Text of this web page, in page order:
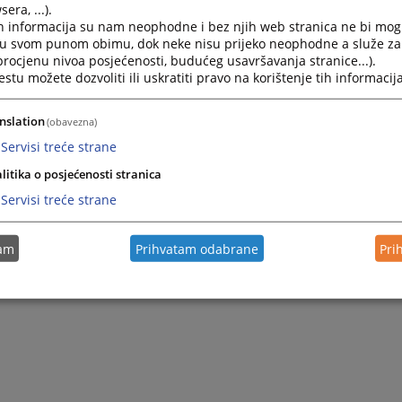
...).
informacija su nam neophodne i bez njih web stranica ne bi
svom punom obimu, dok neke nisu prijeko neophodne a služe
nivoa posjećenosti, budućeg usavršavanja stranice...).
možete dozvoliti ili uskratiti pravo na korištenje tih
(obavezna)
Servisi treće strane
o posjećenosti stranica
Servisi treće strane
Prihvatam odabrane